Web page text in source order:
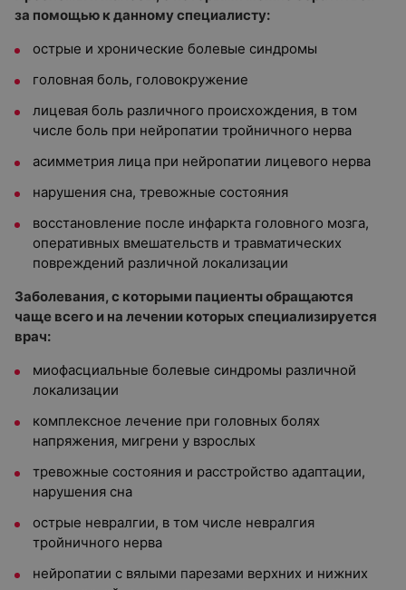
за помощью к данному специалисту:
острые и хронические болевые синдромы
головная боль, головокружение
лицевая боль различного происхождения, в том
числе боль при нейропатии тройничного нерва
асимметрия лица при нейропатии лицевого нерва
нарушения сна, тревожные состояния
восстановление после инфаркта головного мозга,
оперативных вмешательств и травматических
повреждений различной локализации
Заболевания, с которыми пациенты обращаются
чаще всего и на лечении которых специализируется
врач:
миофасциальные болевые синдромы различной
локализации
комплексное лечение при головных болях
напряжения, мигрени у взрослых
тревожные состояния и расстройство адаптации,
нарушения сна
острые невралгии, в том числе невралгия
тройничного нерва
нейропатии с вялыми парезами верхних и нижних